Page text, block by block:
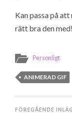
Kan passa på
rätt bra den med!
Personligt
ANIMERAD GIF
FÖREGÅENDE